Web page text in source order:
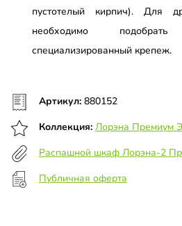
пустотелый кирпич). Для
необходимо
специализированный крепеж.
Артикул: 880152
Коллекция: Лорэна Премиум
Распашной шкаф Лорэна-2
Публичная оферта